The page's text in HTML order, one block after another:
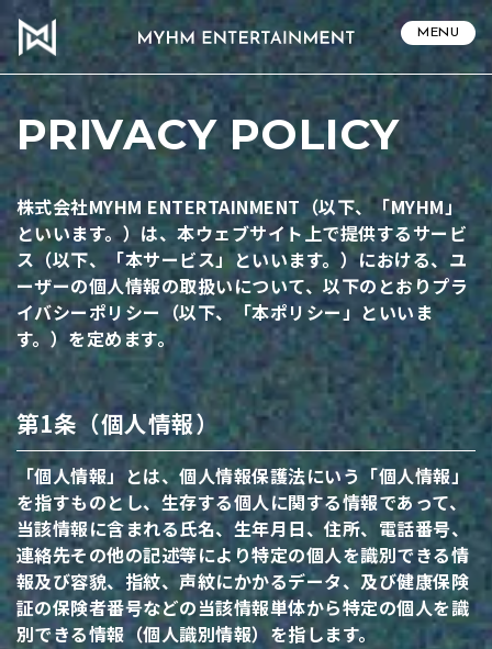
MENU
PRIVACY POLICY
株式会社MYHM ENTERTAINMENT（以下、「MYHM」
といいます。）は、本ウェブサイト上で提供するサービ
ス（以下、「本サービス」といいます。）における、ユ
ーザーの個人情報の取扱いについて、以下のとおりプラ
イバシーポリシー（以下、「本ポリシー」といいま
す。）を定めます。
第1条（個人情報）
「個人情報」とは、個人情報保護法にいう「個人情報」
を指すものとし、生存する個人に関する情報であって、
当該情報に含まれる氏名、生年月日、住所、電話番号、
連絡先その他の記述等により特定の個人を識別できる情
報及び容貌、指紋、声紋にかかるデータ、及び健康保険
証の保険者番号などの当該情報単体から特定の個人を識
別できる情報（個人識別情報）を指します。